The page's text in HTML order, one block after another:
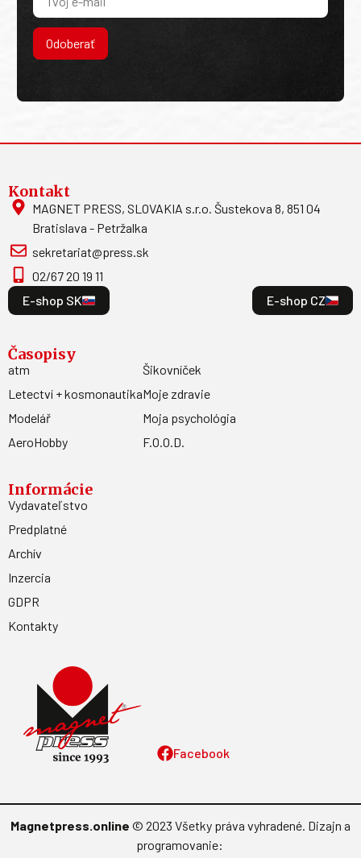
Odoberať
Facebook
Kontakt
MAGNET PRESS, SLOVAKIA s.r.o. Šustekova 8, 851 04
Bratislava - Petržalka
sekretariat@press.sk
02/67 20 19 11
E-shop SK
E-shop CZ
Časopisy
atm
Letectví + kosmonautika
Modelář
AeroHobby
Šikovníček
Moje zdravie
Moja psychológia
F.O.O.D.
Informácie
Vydavateľstvo
Predplatné
Archív
Inzercia
GDPR
Kontakty
Magnetpress.online © 2023 Všetky práva vyhradené. Dizajn a
programovanie: